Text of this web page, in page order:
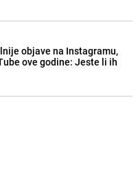
objave na Instagramu,
ove godine: Jeste li ih